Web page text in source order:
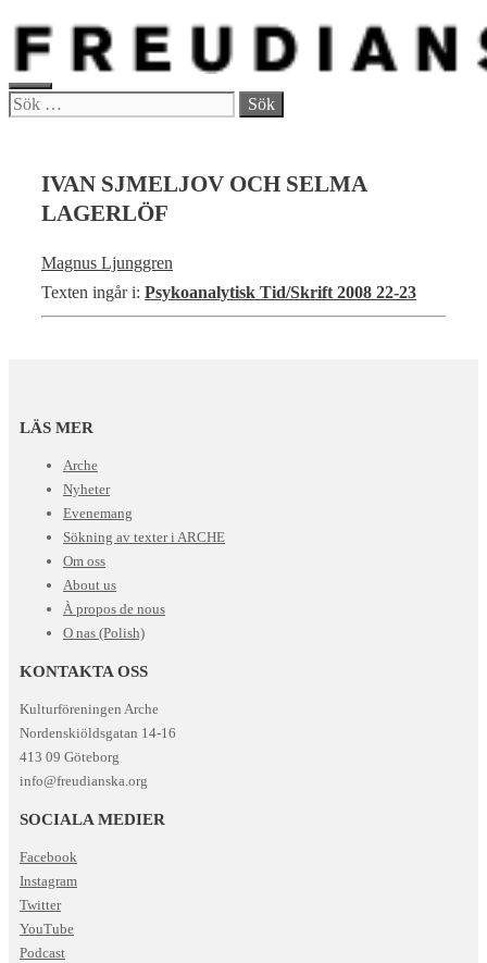
Hoppa
innehåll
MENY
Sök
IVAN SJMELJOV OCH SELMA
LAGERLÖF
Magnus Ljunggren
Texten ingår i: Psykoanalytisk Tid/Skrift 2008 22-23
LÄS MER
Arche
Nyheter
Evenemang
Sökning av texter i ARCHE
Om oss
About us
À propos de nous
O nas (Polish)
KONTAKTA OSS
Kulturföreningen Arche
Nordenskiöldsgatan 14-16
413 09 Göteborg
info@freudianska.org
SOCIALA MEDIER
Facebook
Instagram
Twitter
YouTube
Podcast